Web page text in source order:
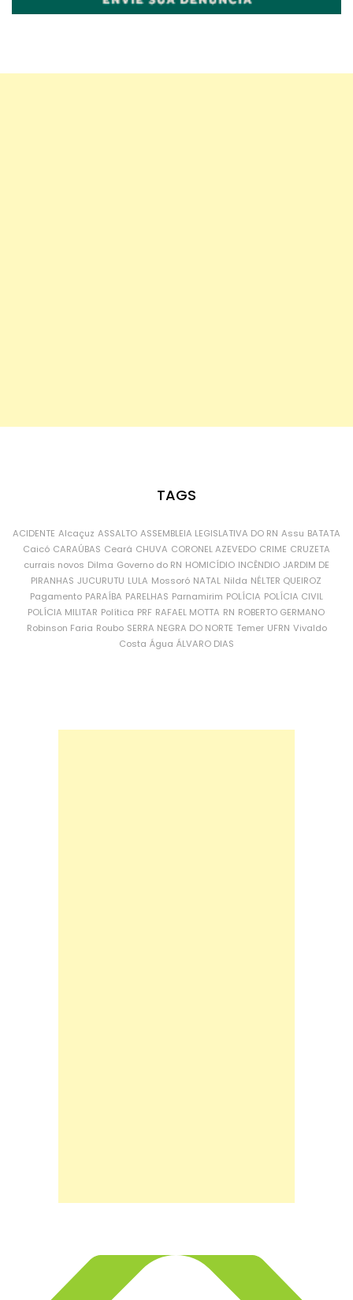
TAGS
ACIDENTE Alcaçuz ASSALTO ASSEMBLEIA LEGISLATIVA DO RN Assu BATATA
Caicó CARAÚBAS Ceará CHUVA CORONEL AZEVEDO CRIME CRUZETA
currais novos Dilma Governo do RN HOMICÍDIO INCÊNDIO JARDIM DE
PIRANHAS JUCURUTU LULA Mossoró NATAL Nilda NÉLTER QUEIROZ
Pagamento PARAÍBA PARELHAS Parnamirim POLÍCIA POLÍCIA CIVIL
POLÍCIA MILITAR Política PRF RAFAEL MOTTA RN ROBERTO GERMANO
Robinson Faria Roubo SERRA NEGRA DO NORTE Temer UFRN Vivaldo
Costa Água ÁLVARO DIAS